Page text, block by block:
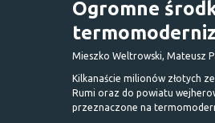
Ogromne
Mieszko Weltrowski, Mateusz
Kilkanaście milionów złotych
Rumi oraz do powiatu
przeznaczone na